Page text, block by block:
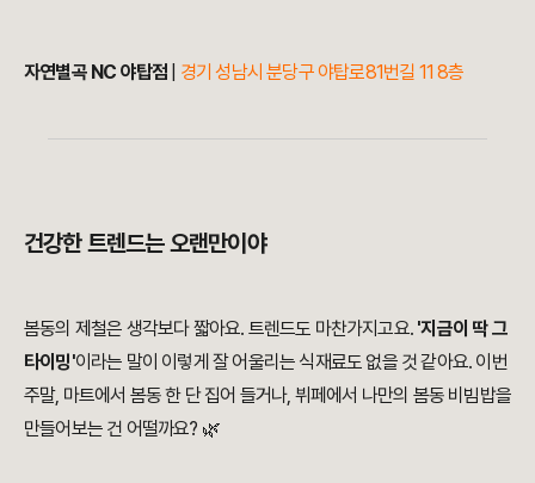
자연별곡 NC 야탑점 경기 성남시 분당구 야탑로81번길 11 8층
건강한 트렌드는 오랜만이야
봄동의 제철은 생각보다 짧아요. 트렌드도 마찬가지고요. '지금이 딱 그
타이밍'이라는 말이 이렇게 잘 어울리는 식재료도 없을 것 같아요. 이번
주말, 마트에서 봄동 한 단 집어 들거나, 뷔페에서 나만의 봄동 비빔밥을
만들어보는 건 어떨까요? 🌿